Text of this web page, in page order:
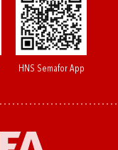
HNS Semafor App